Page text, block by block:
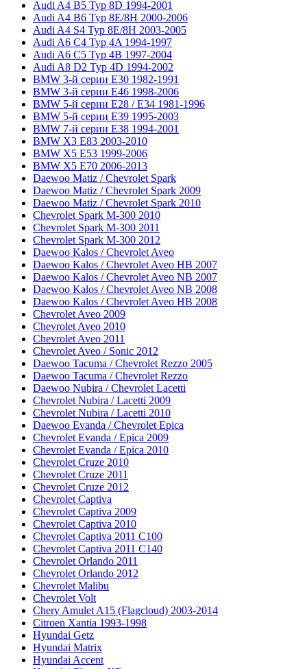
Audi A4 B5 Typ 8D 1994-2001
Audi A4 B6 Typ 8E/8H 2000-2006
Audi A4 S4 Typ 8E/8H 2003-2005
Audi A6 C4 Typ 4A 1994-1997
Audi A6 C5 Typ 4B 1997-2004
Audi A8 D2 Typ 4D 1994-2002
BMW 3-й серии E30 1982-1991
BMW 3-й серии E46 1998-2006
BMW 5-й серии E28 / E34 1981-1996
BMW 5-й серии E39 1995-2003
BMW 7-й серии E38 1994-2001
BMW X3 E83 2003-2010
BMW X5 E53 1999-2006
BMW X5 E70 2006-2013
Daewoo Matiz / Chevrolet Spark
Daewoo Matiz / Chevrolet Spark 2009
Daewoo Matiz / Chevrolet Spark 2010
Chevrolet Spark M-300 2010
Chevrolet Spark M-300 2011
Chevrolet Spark M-300 2012
Daewoo Kalos / Chevrolet Aveo
Daewoo Kalos / Chevrolet Aveo HB 2007
Daewoo Kalos / Chevrolet Aveo NB 2007
Daewoo Kalos / Chevrolet Aveo NB 2008
Daewoo Kalos / Chevrolet Aveo HB 2008
Chevrolet Aveo 2009
Chevrolet Aveo 2010
Chevrolet Aveo 2011
Chevrolet Aveo / Sonic 2012
Daewoo Tacuma / Chevrolet Rezzo 2005
Daewoo Tacuma / Chevrolet Rezzo
Daewoo Nubira / Chevrolet Lacetti
Chevrolet Nubira / Lacetti 2009
Chevrolet Nubira / Lacetti 2010
Daewoo Evanda / Chevrolet Epica
Chevrolet Evanda / Epica 2009
Chevrolet Evanda / Epica 2010
Chevrolet Cruze 2010
Chevrolet Cruze 2011
Chevrolet Cruze 2012
Chevrolet Captiva
Chevrolet Captiva 2009
Chevrolet Captiva 2010
Chevrolet Captiva 2011 C100
Chevrolet Captiva 2011 C140
Chevrolet Orlando 2011
Chevrolet Orlando 2012
Chevrolet Malibu
Chevrolet Volt
Chery Amulet A15 (Flagcloud) 2003-2014
Citroen Xantia 1993-1998
Hyundai Getz
Hyundai Matrix
Hyundai Accent